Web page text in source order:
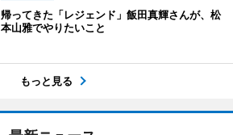
帰ってきた「レジェンド」飯田真輝さんが、松
本山雅でやりたいこと
もっと見る